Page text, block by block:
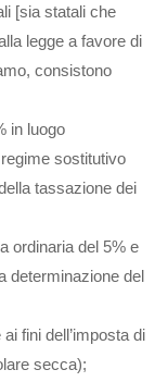
[sia statali che
legge a favore di
consistono
in luogo
sostitutivo
tassazione dei
ordinaria del 5% e
determinazione del
fini dell’imposta di
secca);